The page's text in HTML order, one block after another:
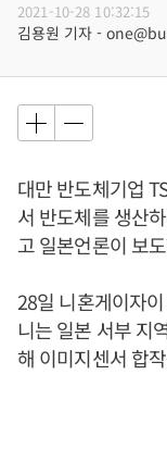
2021-10-28 10:32:15
김용원 기자 -
대만 반도체기업
서 반도체를 생산
고 일본언론이 보
28일 니혼게이자
니는 일본 서부 지
해 이미지센서 합